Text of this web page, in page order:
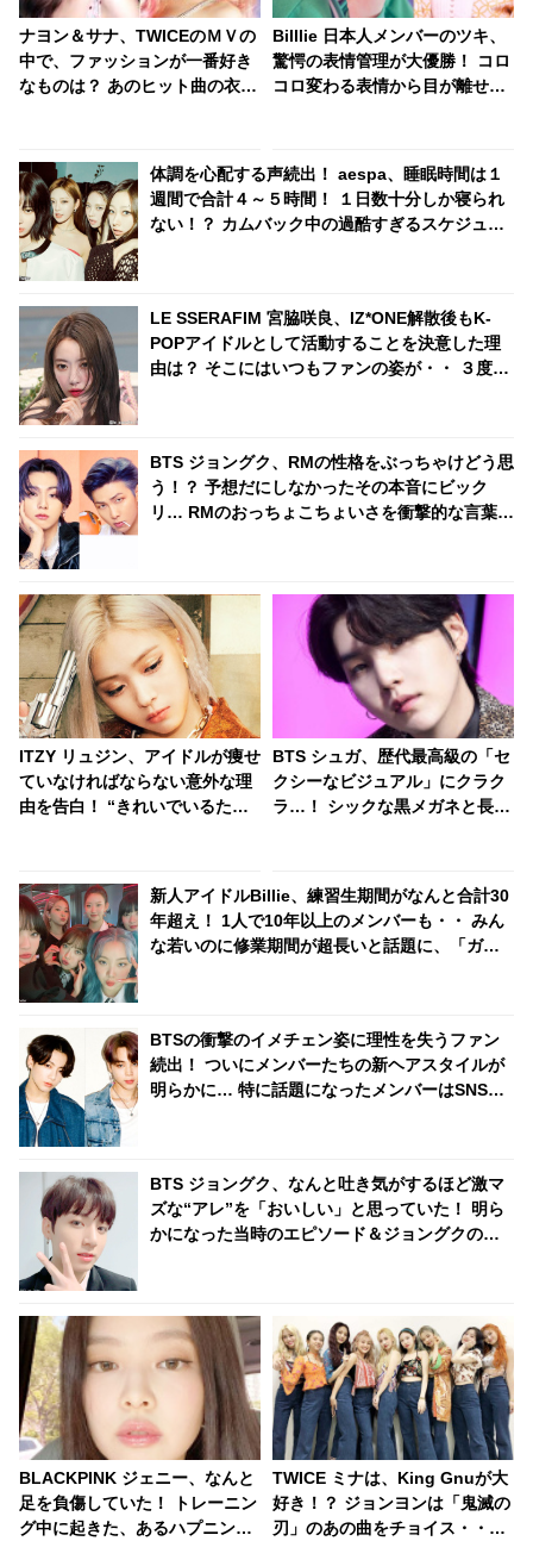
ナヨン＆サナ、TWICEのＭＶの
中で、ファッションが一番好き
なものは？ あのヒット曲の衣装
Billlie 日本人メンバーのツキ、
驚愕の表情管理が大優勝！ コロ
コロ変わる表情から目が離せな
体調を心配する声続出！ aespa、睡眠時間は１
週間で合計４～５時間！ １日数十分しか寝られ
ない！？ カムバック中の過酷すぎるスケジュー
LE SSERAFIM 宮脇咲良、IZ*ONE解散後もK-
POPアイドルとして活動することを決意した理
由は？ そこにはいつもファンの姿が・・ ３度目
BTS ジョングク、RMの性格をぶっちゃけどう思
う！？ 予想だにしなかったその本音にビック
リ… RMのおっちょこちょいさを衝撃的な言葉で
ITZY リュジン、アイドルが痩せ
ていなければならない意外な理
由を告白！ “きれいでいるため”
BTS シュガ、歴代最高級の「セ
クシーなビジュアル」にクラク
ラ…！ シックな黒メガネと長め
け「色気ヤバい」
新人アイドルBillie、練習生期間がなんと合計30
年超え！ 1人で10年以上のメンバーも・・ みん
な若いのに修業期間が超長いと話題に、「ガル
BTSの衝撃のイメチェン姿に理性を失うファン
続出！ ついにメンバーたちの新ヘアスタイルが
明らかに… 特に話題になったメンバーはSNSの
BTS ジョングク、なんと吐き気がするほど激マ
ズな“アレ”を「おいしい」と思っていた！ 明ら
かになった当時のエピソード＆ジョングクの味
BLACKPINK ジェニー、なんと
足を負傷していた！ トレーニン
グ中に起きた、あるハプニング
TWICE ミナは、King Gnuが大
好き！？ ジョンヨンは「鬼滅の
刃」のあの曲をチョイス・・メ